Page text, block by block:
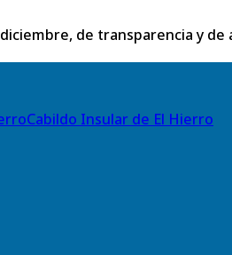
de transparencia y
Cabildo Insular de El Hierro